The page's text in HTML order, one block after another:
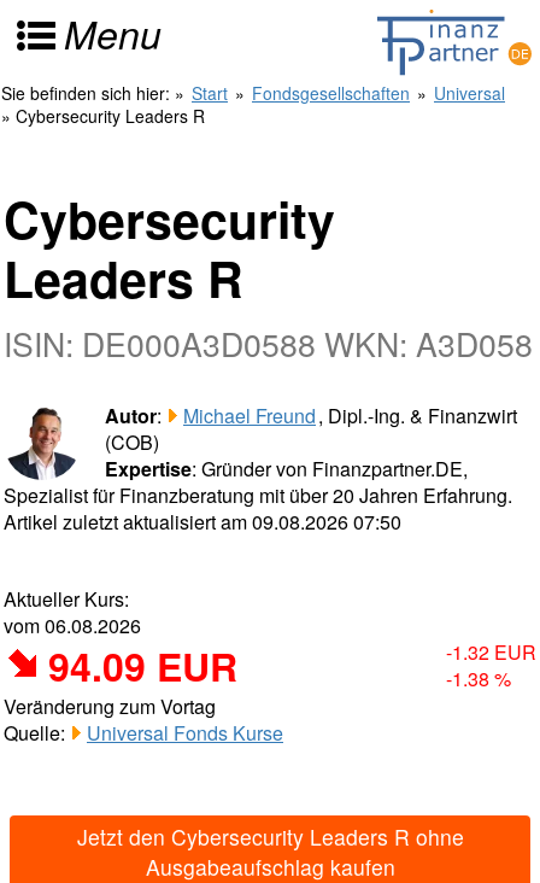
Menu
Sie befinden sich hier: » Start » Fondsgesellschaften » Universal
» Cybersecurity Leaders R
Cybersecurity
Leaders R
ISIN: DE000A3D0588 WKN: A3D058
Autor: Michael Freund, Dipl.-Ing. & Finanzwirt
(COB)
Expertise: Gründer von Finanzpartner.DE,
Spezialist für Finanzberatung mit über 20 Jahren Erfahrung.
Artikel zuletzt aktualisiert am 09.08.2026 07:50
Aktueller Kurs:
vom 06.08.2026
94.09 EUR
-1.32 EUR
-1.38 %
Veränderung zum Vortag
Quelle:
Universal Fonds Kurse
Jetzt den Cybersecurity Leaders R ohne
Ausgabeaufschlag kaufen